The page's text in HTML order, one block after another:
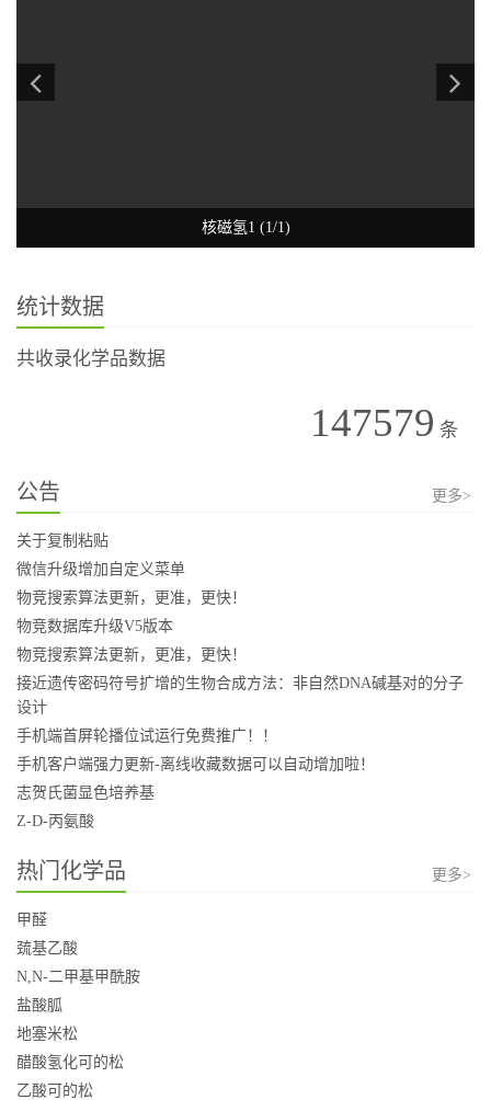
核磁氢1 (1/1)
统计数据
共收录化学品数据
147579 条
公告 更多>
关于复制粘贴
微信升级增加自定义菜单
物竞搜索算法更新，更准，更快！
物竞数据库升级V5版本
物竞搜索算法更新，更准，更快！
接近遗传密码符号扩增的生物合成方法：非自然DNA碱基对的分子
设计
手机端首屏轮播位试运行免费推广！！
手机客户端强力更新-离线收藏数据可以自动增加啦！
志贺氏菌显色培养基
Z-D-丙氨酸
热门化学品 更多>
甲醛
巯基乙酸
N,N-二甲基甲酰胺
盐酸胍
地塞米松
醋酸氢化可的松
乙酸可的松